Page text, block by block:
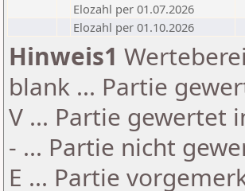
Elozahl per 01.07.2026
Elozahl per 01.10.2026
Hinweis1
blank ... Partie
V ... Partie gewertet
- ... Partie nicht
E ... Partie